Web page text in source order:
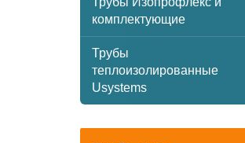
комплектующие
Трубы
теплоизолированные
Usystems